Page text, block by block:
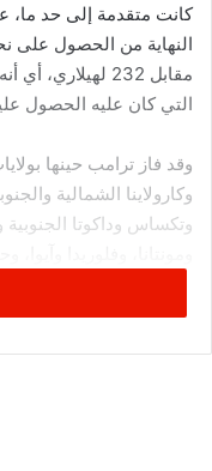
كانت متقدمة إلى حد ما،
التي كان عليه الحصول عليها
وقد فاز ترامب حينها
وكارولاينا الشمالية
وتكساس وداكوتا
وماساشوستس وميريلاند
ونيويورك وكونكتيكت